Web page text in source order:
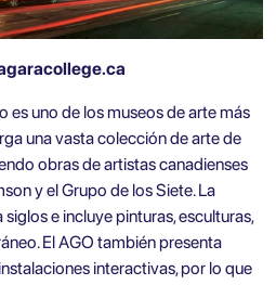
es uno de los museos de arte más
una vasta colección de arte de
obras de artistas canadienses
y el Grupo de los Siete. La
e incluye pinturas, esculturas,
El AGO también presenta
interactivas, por lo que